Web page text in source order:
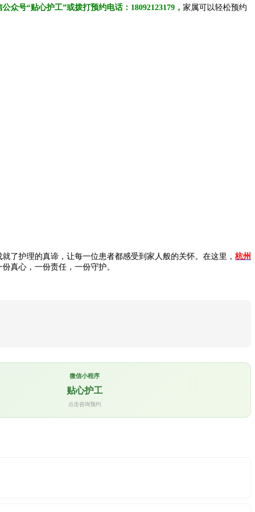
众号“贴心护工”或拨打预约电话：18092123179， 家属可以轻松预约
护理的真谛，让每一位患者都感受到家人般的关怀。在这里， 杭州
真心，一份责任，一份守护。
微信小程序
贴心护工
点击咨询预约